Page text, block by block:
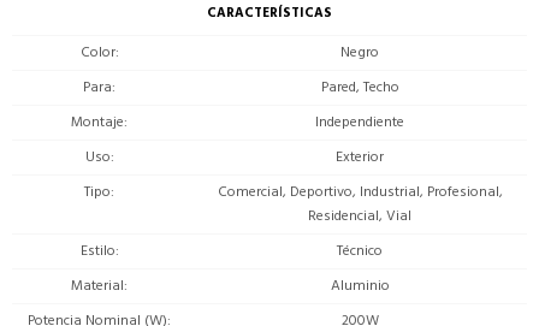
CARACTERÍSTICAS
Color
Negro
Para
Pared, Techo
Montaje
Independiente
Uso
Exterior
Tipo
Comercial, Deportivo, Industrial, Profesional,
Residencial, Vial
Estilo
Técnico
Material
Aluminio
Potencia Nominal (W)
200W